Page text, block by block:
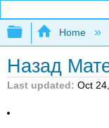
Expand/
Home
Назад
Last updated Oct